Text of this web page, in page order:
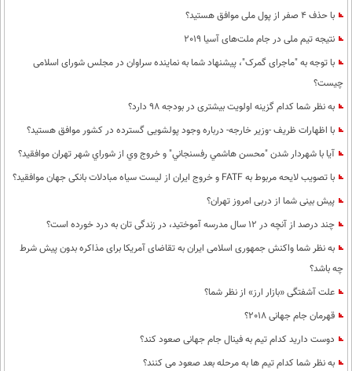
با حذف 4 صفر از پول ملی موافق هستید؟
نتیجه تیم ملی در جام ملت‌های آسیا 2019
با توجه به "ماجرای گمرک"، پیشنهاد شما به نماینده سراوان در مجلس شورای اسلامی
چیست؟
به نظر شما كدام گزینه اولویت بیشتری در بودجه 98 دارد؟
با اظهارات ظریف -وزیر خارجه- درباره وجود پولشویی گسترده در کشور موافق هستید؟
آيا با شهردار شدن "محسن هاشمي رفسنجاني" و خروج وي از شوراي شهر تهران موافقيد؟
با تصویب لایحه مربوط به FATF و خروج ایران از لیست سیاه مبادلات بانکی جهان موافقید؟
پیش بینی شما از دربی امروز تهران؟
چند درصد از آنچه در 12 سال مدرسه آموختید، در زندگی تان به درد خورده است؟
به نظر شما واکنش جمهوری اسلامی ایران به تقاضای آمریکا برای مذاکره بدون پیش شرط
چه باشد؟
علت آشفتگی «بازار ارز» از نظر شما؟
قهرمان جام جهانی 2018؟
دوست دارید کدام تیم به فینال جام جهانی صعود کند؟
به نظر شما کدام تیم ها به مرحله بعد صعود می کنند؟